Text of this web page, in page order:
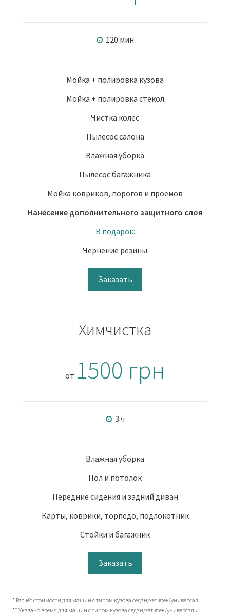
120 мин
Мойка + полировка кузова
Мойка + полировка стёкол
Чистка колёс
Пылесос салона
Влажная уборка
Пылесос багажника
Мойка ковриков, порогов и проёмов
Нанесение дополнительного защитного слоя
В подарок:
Чернение резины
Заказать
Химчистка
от 1500 грн
3 ч
Влажная уборка
Пол и потолок
Передние сидения и задний диван
Карты, коврики, торпедо, подлокотник
Стойки и багажник
Заказать
* Расчёт стоимости для машин с типом кузова седан/хетчбек/универсал.
** Указано время для машин с типом кузова седан/хетчбек/универсал и